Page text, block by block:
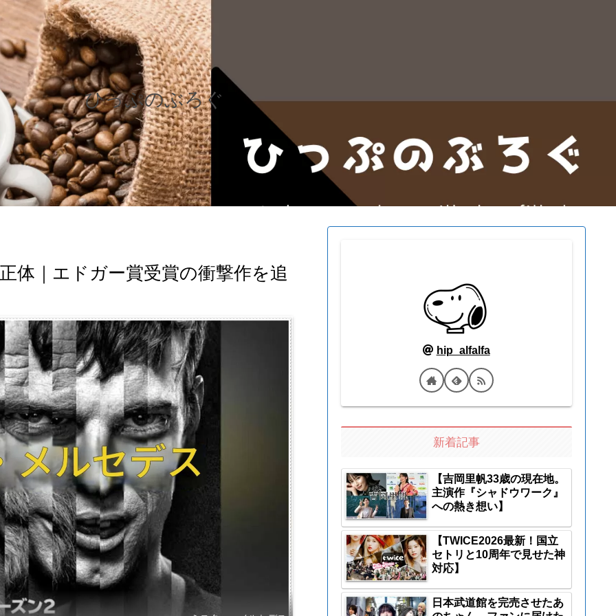
ひっぷのぶろぐ
体｜エドガー賞受賞の衝撃作を追
hip_alfalfa
新着記事
【吉岡里帆33歳の現在地。
主演作『シャドウワーク』
への熱き想い】
【TWICE2026最新！国立
セトリと10周年で見せた神
対応】
日本武道館を完売させたあ